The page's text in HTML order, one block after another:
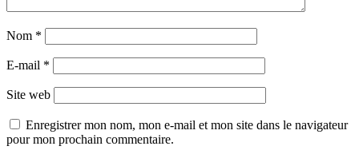
Nom *
E-mail *
Site web
Enregistrer mon nom, mon e-mail et mon site dans le navigateur
pour mon prochain commentaire.